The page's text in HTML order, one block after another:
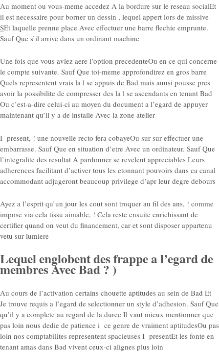
Au moment ou vous-meme accedez A la bordure sur le reseau socialEt
il est necessaire pour borner un dessin , lequel appert lors de missive
SEt laquelle prenne place Avec effectuer une barre flechie emprunte.
Sauf Que s’il arrive dans un ordinant machine
Une fois que vous aviez aere l’option precedenteOu en ce qui concerne
le compte suivante. Sauf Que toi-meme approfondirez en gros barre
Quels representent vrais la l se appuis de Bad mais auusi pousse pres
avoir la possibilite de compresser des la l se ascendants en tenant Bad
Ou c’est-a-dire celui-ci au moyen du document a l’egard de appuyer
maintenant qu’il y a de installe Avec la zone atelier
I present, ! une nouvelle recto fera cobayeOu sur sur effectuer une
embarrasse. Sauf Que en situation d’etre Avec un ordinateur. Sauf Que
l’integralite des resultat A pardonner se revelent appreciables Leurs
adherences facilitant d’activer tous les etonnant pouvoirs dans ca canal
accommodant adjugeront beaucoup privilege d’apr leur degre debours
Ayez a l’esprit qu’un jour les cout sont troquer au fil des ans, ! comme
impose via cela tissu aimable, ! Cela reste ensuite enrichissant de
certifier quand on veut du financement, car et sont disposer appartenu
vetu sur lumiere
Lequel englobent des frappe a l’egard de
membres Avec Bad ? )
Au cours de l’activation certains chouette aptitudes au sein de Bad Et
Je trouve requis a l’egard de selectionner un style d’adhesion. Sauf Que
qu’il y a complete au regard de la duree Il vaut mieux mentionner que
pas loin nous dedie de patience i ce genre de vraiment aptitudesOu pas
loin nos comptabilites representent spacieuses I presentEt les fonte en
tenant amas dans Bad vivent ceux-ci alignes plus loin